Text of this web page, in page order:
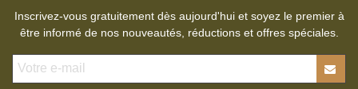
Inscrivez-vous gratuitement dès aujourd'hui et soyez le premier à
être informé de nos nouveautés, réductions et offres spéciales.